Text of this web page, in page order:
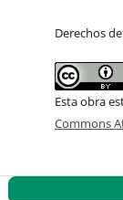
Derechos
Esta obra
Commons